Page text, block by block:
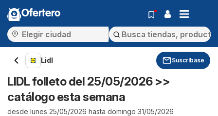
Ofertero
Lidl Suscríbase
LIDL folleto del 25/05/2026 >>
catálogo esta semana
desde lunes 25/05/2026 hasta domingo 31/05/2026